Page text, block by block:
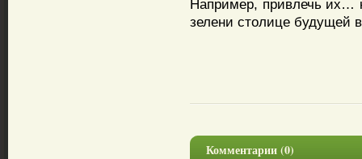
Например, привлечь их…
зелени столице будущей
Комментарии (0)